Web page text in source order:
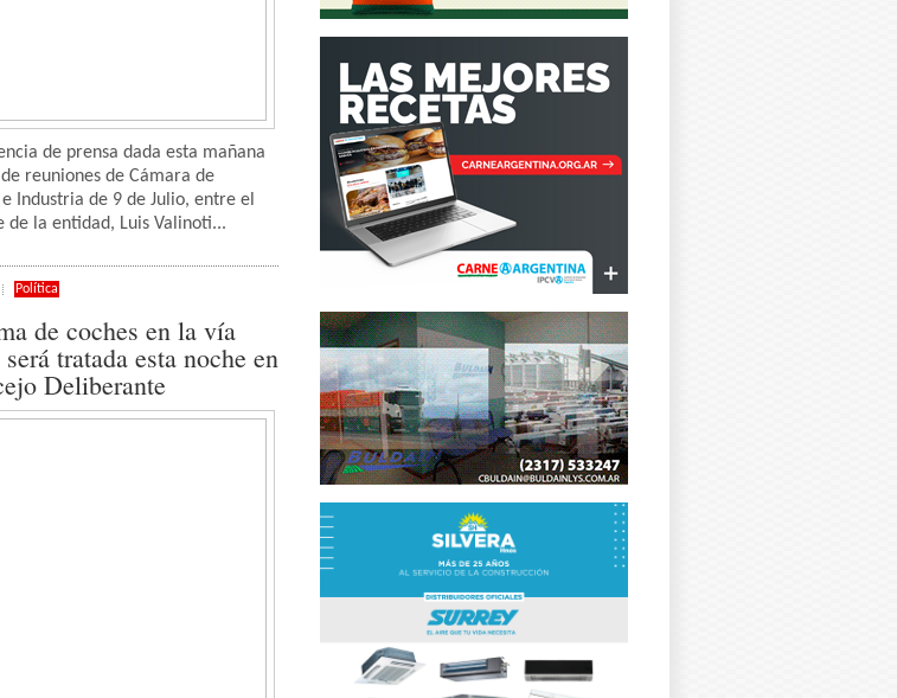
de prensa dada esta mañana
reuniones de Cámara de
Industria de 9 de Julio, entre el
de la entidad, Luis Valinoti...
Política
de coches en la vía
tratada esta noche en
Deliberante